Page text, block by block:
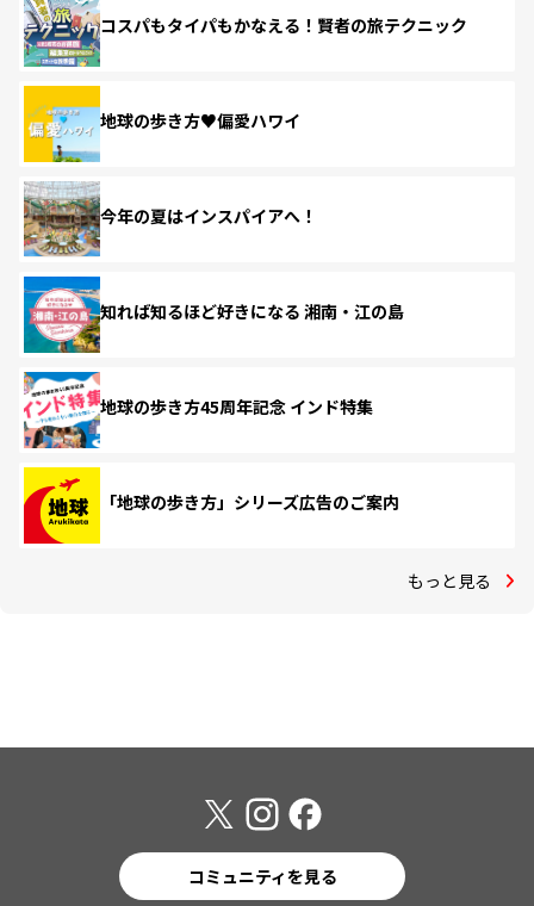
コスパもタイパもかなえる！賢者の旅テクニック
地球の歩き方♥偏愛ハワイ
今年の夏はインスパイアへ！
知れば知るほど好きになる 湘南・江の島
地球の歩き方45周年記念 インド特集
「地球の歩き方」シリーズ広告のご案内
もっと見る
コミュニティを見る